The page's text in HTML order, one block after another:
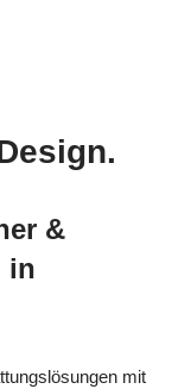
&
in
mit